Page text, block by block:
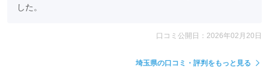
した。
口コミ公開日：2026年02月20日
埼玉県の口コミ・評判をもっと見る